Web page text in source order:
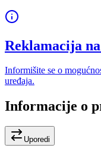
Reklamacija
Informišite se o
uređaja.
Informacije o
Uporedi